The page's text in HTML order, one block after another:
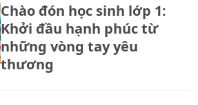
Chào đón học sinh lớp 1:
Khởi đầu hạnh phúc từ
những vòng tay yêu
thương